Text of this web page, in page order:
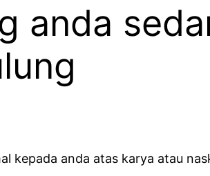
anda
kepada anda atas karya atau